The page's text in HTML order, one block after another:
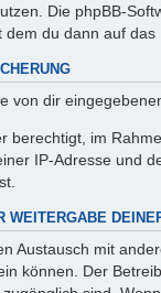
Die phpBB-
dem du dann auf
von dir
berechtigt, im
IP-Adresse und
WEITERGABE
Austausch mit
können. Der